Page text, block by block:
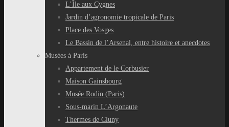
L’Île aux Cygnes
Jardin d’agronomie tropicale de Paris
Place des Vosges
Le Bassin de l’Arsenal, entre histoire et anecdotes
Musées à Paris
Appartement de le Corbusier
Maison Gainsbourg
Musée Rodin (Paris)
Sous-marin L’Argonaute
Thermes de Cluny